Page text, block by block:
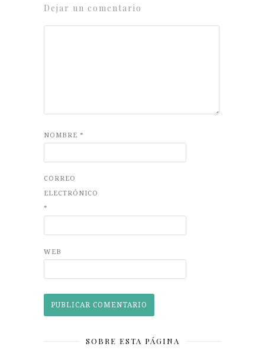
Dejar un comentario
NOMBRE *
CORREO
ELECTRÓNICO
*
WEB
SOBRE ESTA PÁGINA